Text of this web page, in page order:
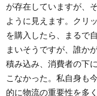
が存在していますが、
ように見えます。クリ
を購入したら、まるで
まいそうですが、誰か
積み込み、消費者の下
こなかった。私自身も
的に物流の重要性を多